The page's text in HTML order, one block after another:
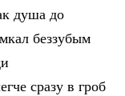
душа до
беззубым
сразу в гроб